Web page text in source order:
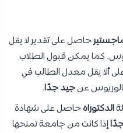
حاصل على تقدير لا يقل
كما يمكن قبول الطلاب
ألا يقل معدل الطالب في
عنجيد جدًا.
الدكتوراهحاصل على شهادة
إذا كانت من جامعة تمنحها